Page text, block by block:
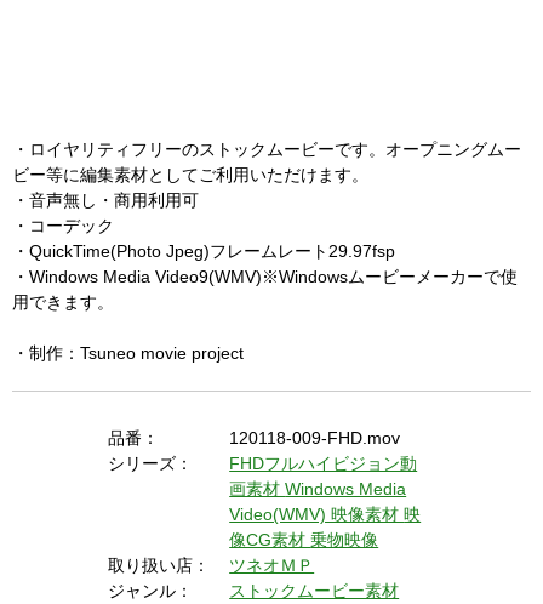
・ロイヤリティフリーのストックムービーです。オープニングムー
ビー等に編集素材としてご利用いただけます。
・音声無し・商用利用可
・コーデック
・QuickTime(Photo Jpeg)フレームレート29.97fsp
・Windows Media Video9(WMV)※Windowsムービーメーカーで使
用できます。
・制作：Tsuneo movie project
品番：
120118-009-FHD.mov
シリーズ：
FHDフルハイビジョン動
画素材Windows Media
Video(WMV) 映像素材映
像CG素材乗物映像
取り扱い店：
ツネオＭＰ
ジャンル：
ストックムービー素材